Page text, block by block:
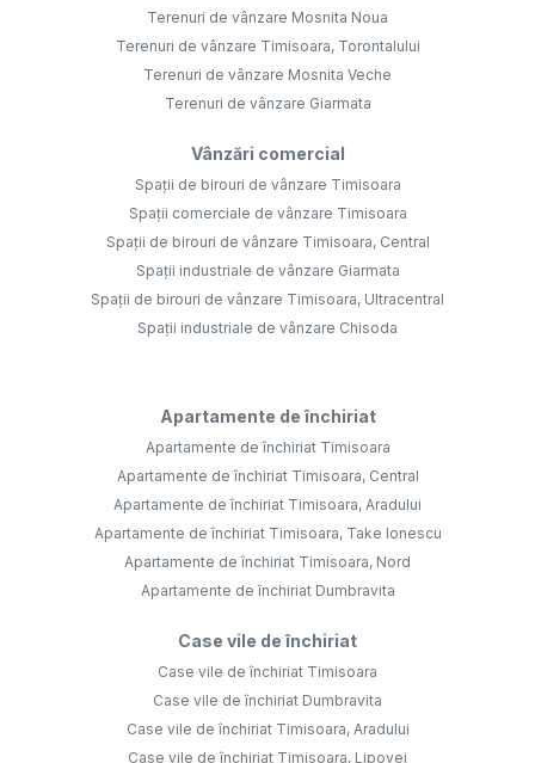
Terenuri de vânzare Mosnita Noua
Terenuri de vânzare Timisoara, Torontalului
Terenuri de vânzare Mosnita Veche
Terenuri de vânzare Giarmata
Vânzări comercial
Spații de birouri de vânzare Timisoara
Spații comerciale de vânzare Timisoara
Spații de birouri de vânzare Timisoara, Central
Spații industriale de vânzare Giarmata
Spații de birouri de vânzare Timisoara, Ultracentral
Spații industriale de vânzare Chisoda
Apartamente de închiriat
Apartamente de închiriat Timisoara
Apartamente de închiriat Timisoara, Central
Apartamente de închiriat Timisoara, Aradului
Apartamente de închiriat Timisoara, Take Ionescu
Apartamente de închiriat Timisoara, Nord
Apartamente de închiriat Dumbravita
Case vile de închiriat
Case vile de închiriat Timisoara
Case vile de închiriat Dumbravita
Case vile de închiriat Timisoara, Aradului
Case vile de închiriat Timisoara, Lipovei